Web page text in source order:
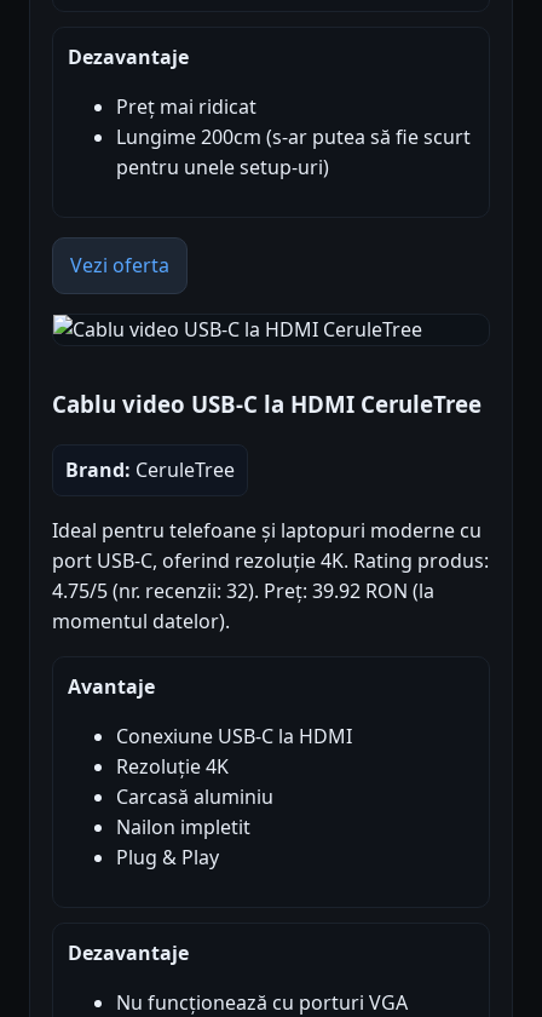
Dezavantaje
Preț mai ridicat
Lungime 200cm (s-ar putea să fie scurt
pentru unele setup-uri)
Vezi oferta
Cablu video USB-C la HDMI CeruleTree
Brand: CeruleTree
Ideal pentru telefoane și laptopuri moderne cu
port USB-C, oferind rezoluție 4K. Rating produs:
4.75/5 (nr. recenzii: 32). Preț: 39.92 RON (la
momentul datelor).
Avantaje
Conexiune USB-C la HDMI
Rezoluție 4K
Carcasă aluminiu
Nailon impletit
Plug & Play
Dezavantaje
Nu funcționează cu porturi VGA